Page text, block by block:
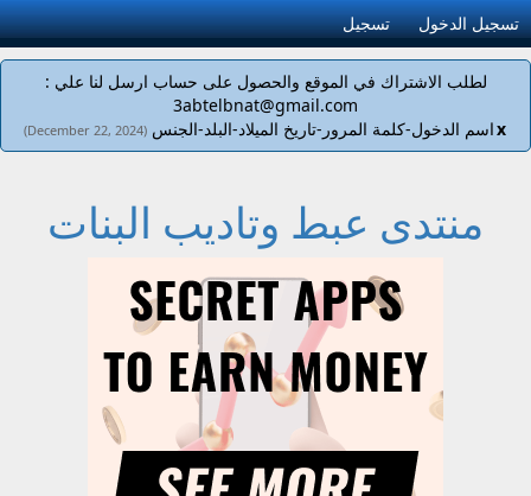
تسجيل الدخول تسجيل
لطلب الاشتراك في الموقع والحصول على حساب ارسل لنا علي :
3abtelbnat@gmail.com
اسم الدخول-كلمة المرور-تاريخ الميلاد-البلد-الجنس(December 22, 2024) x
منتدى عبط وتاديب البنات